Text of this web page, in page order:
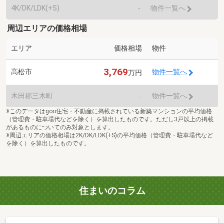
4K/DK/LDK(+S) - 物件一覧へ
周辺エリアの価格相場
エリア 価格相場 物件
高松市 3,769万円 物件一覧へ
木田郡三木町 - 物件一覧へ
※このデータはgoo住宅・不動産に掲載されている新築マンションの平均価格
（管理費・駐車場代などを除く）を算出したものです。ただし3戸以上の掲載
があるものについてのみ対象とします。
※周辺エリアの価格相場は2K/DK/LDK(+S)の平均価格（管理費・駐車場代など
を除く）を算出したものです。
住まいのコラム